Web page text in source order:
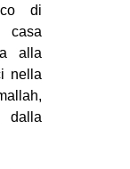
di
casa
alla
nella
dalla